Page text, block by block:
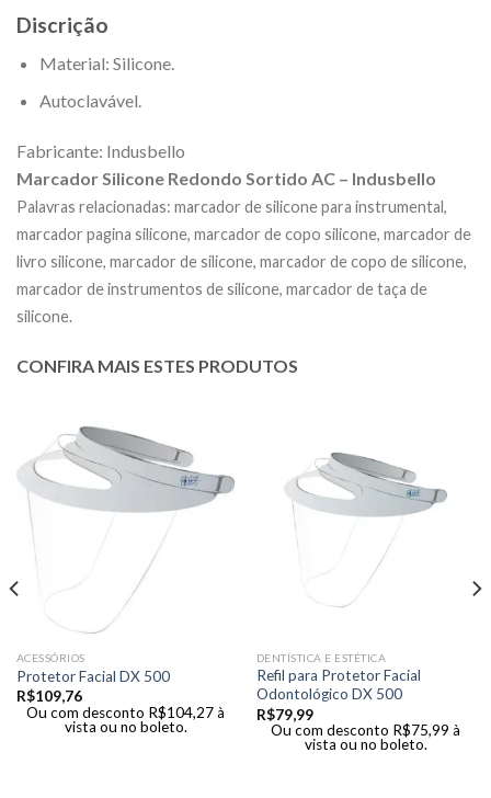
Discrição
Material: Silicone.
Autoclavável.
Fabricante: Indusbello
Marcador Silicone Redondo Sortido AC – Indusbello
Palavras relacionadas: marcador de silicone para instrumental,
marcador pagina silicone, marcador de copo silicone, marcador de
livro silicone, marcador de silicone, marcador de copo de silicone,
marcador de instrumentos de silicone, marcador de taça de
silicone.
CONFIRA MAIS ESTES PRODUTOS
ACESSÓRIOS
Protetor Facial DX 500
R$109,76
Ou com desconto R$104,27à
vista ou no boleto.
DENTÍSTICA E ESTÉTICA
Refil para Protetor Facial
Odontológico DX 500
R$79,99
Ou com desconto R$75,99 à
vista ou no boleto.